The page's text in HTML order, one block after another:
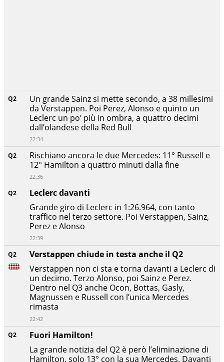
Q2
Fuori Hamilton!
La grande notizia del Q2 è però l’eliminazione di
Hamilton, solo 13° con la sua Mercedes. Davanti
Q2
Verstappen chiude in testa anche il Q2
Verstappen non ci sta e torna davanti a Leclerc di
un decimo. Terzo Alonso, poi Sainz e Perez.
Dentro nel Q3 anche Ocon, Bottas, Gasly,
Magnussen e Russell con l’unica Mercedes
rimasta
22:42
Q2
Leclerc davanti
Grande giro di Leclerc in 1:26.964, con tanto
traffico nel terzo settore. Poi Verstappen, Sainz,
Perez e Alonso
22:39
Q2
Rischiano ancora le due Mercedes: 11° Russell e
12° Hamilton a quattro minuti dalla fine
22:36
Q2
Un grande Sainz si mette secondo, a 38 millesimi
da Verstappen. Poi Perez, Alonso e quinto un
Leclerc un po’ più in ombra, a quattro decimi
dall’olandese della Red Bull
22:34